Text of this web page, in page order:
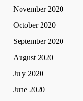
November 2020
October 2020
September 2020
August 2020
July 2020
June 2020